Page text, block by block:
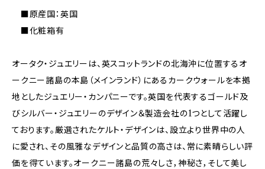
■原産国：英国
■化粧箱有
オータク・ジュエリーは、英スコットランドの北海沖に位置するオ
ークニー諸島の本島（メインランド）にあるカークウォールを本拠
地としたジュエリー・カンパニーです。英国を代表するゴールド及
びシルバー・ジュエリーのデザイン＆製造会社の1つとして活躍し
ております。厳選されたケルト・デザインは、設立より世界中の人
に愛され、その風雅なデザインと品質の高さは、常に素晴らしい評
価を得ています。オークニー諸島の荒々しさ，神秘さ，そして美し